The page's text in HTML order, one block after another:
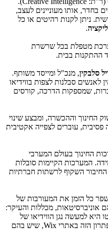
בחדר, אותו מעוניינים לעצב,
ניתן לקנות רהיטים או כל
.
מטפלת בכל שרשרת
ההתקנות בבית.
סלבקין, מנכ"ל ומייסד משותף.
סבלנות לצפות בווידיאו
שמספקות הדרכה, קורסים
החינוך וההכשרה, ומבצע שינוי
פסיבית, עוברים לצפייה אקטיבית
על כך, שכ-73% ממערכות החינוך בעולם המערבי
המערכות הקיימות סובלות
השקוף לרשתות חברתיות
כל הזמן את המעורבות של
אוניברסיטאות, מכללות והעיקר:
למעשה נגן הווידיאו של
קלטורה. כעת Wix החלו לכלול את הפתרון הזה באתרי Wix, שיש בהם